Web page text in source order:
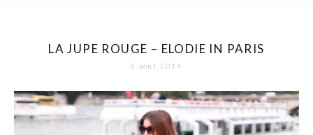
LA JUPE ROUGE – ELODIE IN PARIS
8 août 2014